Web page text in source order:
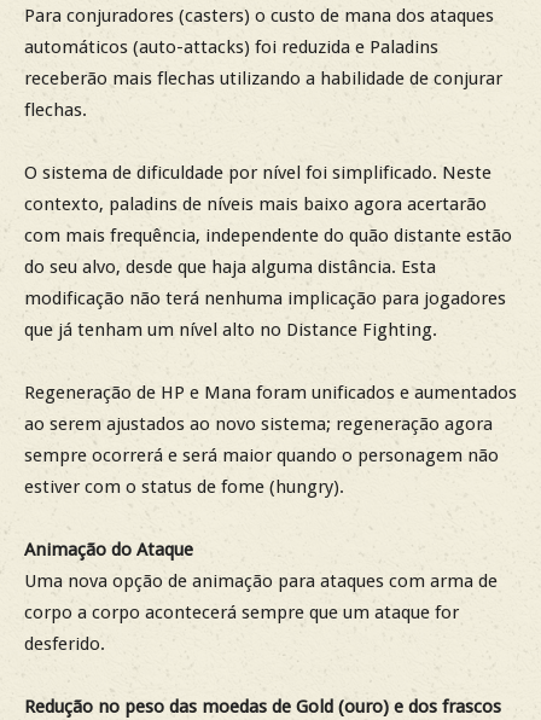
Para conjuradores (casters) o custo de mana dos ataques
automáticos (auto-attacks) foi reduzida e Paladins
receberão mais flechas utilizando a habilidade de conjurar
flechas.
O sistema de dificuldade por nível foi simplificado. Neste
contexto, paladins de níveis mais baixo agora acertarão
com mais frequência, independente do quão distante estão
do seu alvo, desde que haja alguma distância. Esta
modificação não terá nenhuma implicação para jogadores
que já tenham um nível alto no Distance Fighting.
Regeneração de HP e Mana foram unificados e aumentados
ao serem ajustados ao novo sistema; regeneração agora
sempre ocorrerá e será maior quando o personagem não
estiver com o status de fome (hungry).
Animação do Ataque
Uma nova opção de animação para ataques com arma de
corpo a corpo acontecerá sempre que um ataque for
desferido.
Redução no peso das moedas de Gold (ouro) e dos frascos